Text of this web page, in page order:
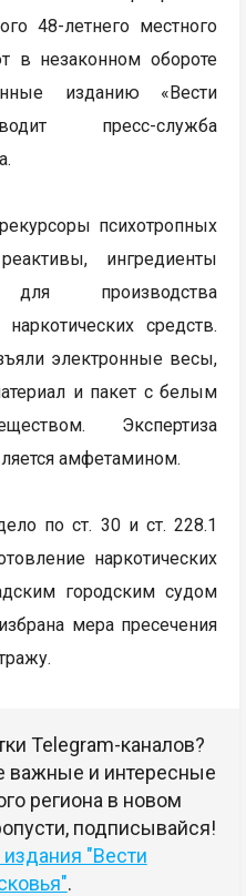
48-летнего местного
в незаконном обороте
изданию «Вести
пресс-служба
психотропных
ингредиенты
производства
средств.
электронные весы,
и пакет с белым
Экспертиза
амфетамином.
по ст. 30 и ст. 228.1
наркотических
городским судом
мера пресечения
Telegram-каналов?
и интересные
региона в новом
подписывайся!
"Вести
.